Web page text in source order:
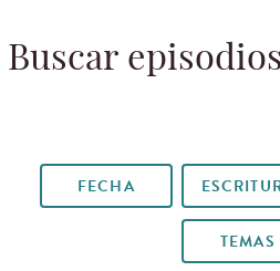
Buscar
FECHA
TEMAS